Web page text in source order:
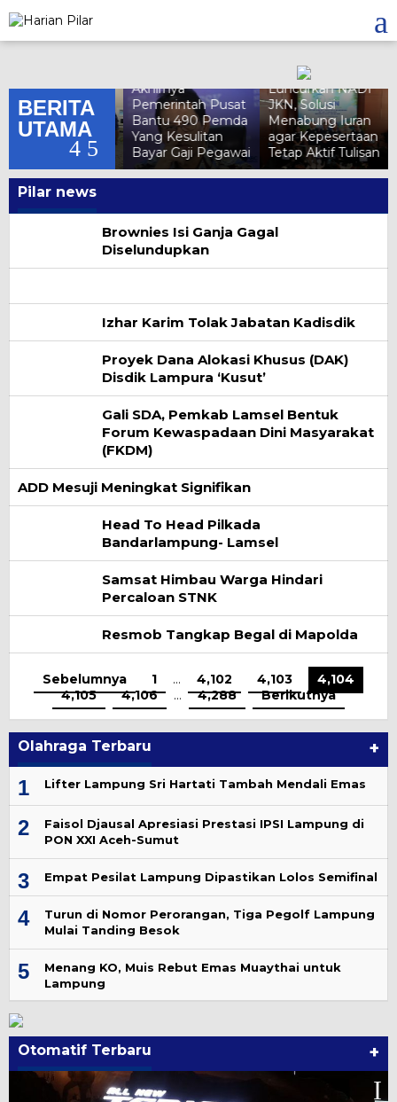
to
content
BERITA
UTAMA
Tiga
Sakit,
Kesehatan
Layanan
Maksimal
Akhirnya
Pemerintah Pusat
Bantu 490 Pemda
Yang Kesulitan
Bayar Gaji Pegawai
BPJS Kesehatan
Luncurkan NADI
JKN, Solusi
Menabung Iuran
agar Kepesertaan
Tetap Aktif Tulisan
Pilar news
Brownies Isi Ganja Gagal
Diselundupkan
Izhar Karim Tolak Jabatan Kadisdik
Proyek Dana Alokasi Khusus (DAK)
Disdik Lampura ‘Kusut’
Gali SDA, Pemkab Lamsel Bentuk
Forum Kewaspadaan Dini Masyarakat
(FKDM)
ADD Mesuji Meningkat Signifikan
Head To Head Pilkada
Bandarlampung- Lamsel
Samsat Himbau Warga Hindari
Percaloan STNK
Resmob Tangkap Begal di Mapolda
Sebelumnya 1 … 4,102 4,103
4,104
4,105
4,106 … 4,288 Berikutnya
Olahraga Terbaru +
1 Lifter Lampung Sri Hartati Tambah Mendali Emas
2
Faisol Djausal Apresiasi Prestasi IPSI Lampung di
PON XXI Aceh-Sumut
3 Empat Pesilat Lampung Dipastikan Lolos Semifinal
4
Turun di Nomor Perorangan, Tiga Pegolf Lampung
Mulai Tanding Besok
5
Menang KO, Muis Rebut Emas Muaythai untuk
Lampung
Otomatif Terbaru +